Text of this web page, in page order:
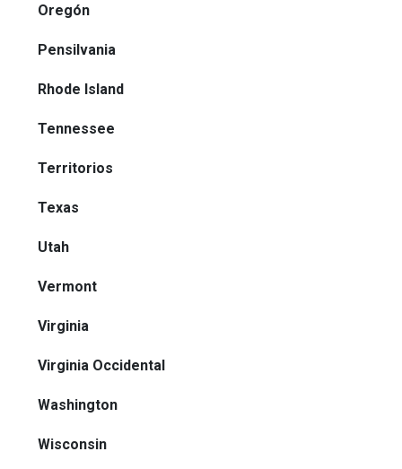
Oregón
Pensilvania
Rhode Island
Tennessee
Territorios
Texas
Utah
Vermont
Virginia
Virginia Occidental
Washington
Wisconsin